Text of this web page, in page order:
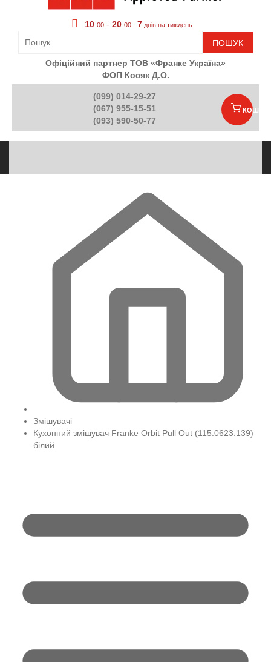
10 00 - 20 00 - 7 днів на тиждень
ПОШУК
Офіційний партнер ТОВ «Франке Україна»
ФОП Косяк Д.О.
(099) 014-29-27
(067) 955-15-51
(093) 590-50-77
КОШИК
Змішувачі
Кухонний змішувач Franke Orbit Pull Out (115.0623.139)
білий